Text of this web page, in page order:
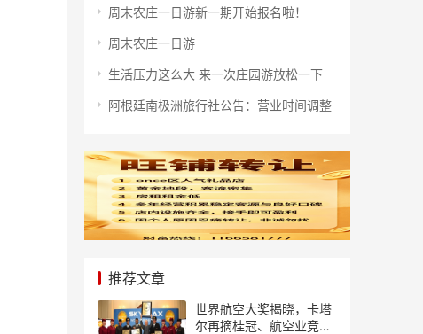
周末农庄一日游新一期开始报名啦！
周末农庄一日游
生活压力这么大 来一次庄园游放松一下
阿根廷南极洲旅行社公告：营业时间调整
推荐文章
世界航空大奖揭晓，卡塔
尔再摘桂冠、航空业竞争